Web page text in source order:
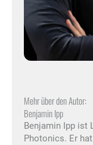
Mehr über den Autor:
Benjamin Ipp
Benjamin Ipp ist
Photonics. Er